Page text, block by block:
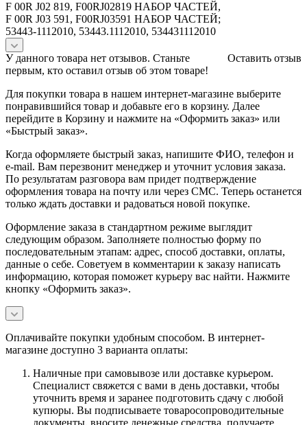
F 00R J02 819, F00RJ02819 НАБОР ЧАСТЕЙ,
F 00R J03 591, F00RJ03591 НАБОР ЧАСТЕЙ;
53443-1112010, 53443.1112010, 534431112010
Оставить отзыв
У данного товара нет отзывов. Станьте
первым, кто оставил отзыв об этом товаре!
Для покупки товара в нашем интернет-магазине выберите
понравившийся товар и добавьте его в корзину. Далее
перейдите в Корзину и нажмите на «Оформить заказ» или
«Быстрый заказ».
Когда оформляете быстрый заказ, напишите ФИО, телефон и
e-mail. Вам перезвонит менеджер и уточнит условия заказа.
По результатам разговора вам придет подтверждение
оформления товара на почту или через СМС. Теперь останется
только ждать доставки и радоваться новой покупке.
Оформление заказа в стандартном режиме выглядит
следующим образом. Заполняете полностью форму по
последовательным этапам: адрес, способ доставки, оплаты,
данные о себе. Советуем в комментарии к заказу написать
информацию, которая поможет курьеру вас найти. Нажмите
кнопку «Оформить заказ».
Оплачивайте покупки удобным способом. В интернет-
магазине доступно 3 варианта оплаты:
Наличные при самовывозе или доставке курьером.
Специалист свяжется с вами в день доставки, чтобы
уточнить время и заранее подготовить сдачу с любой
купюры. Вы подписываете товаросопроводительные
документы, вносите денежные средства, получаете